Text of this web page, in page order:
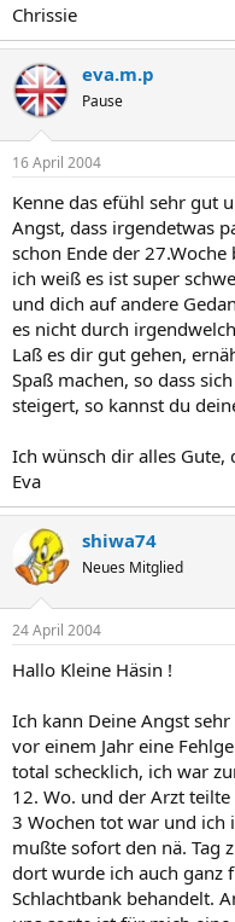
Chrissie
eva.m.p
Pause
16 April 2004
Kenne das efühl sehr gut
Angst, dass irgendetwas
schon Ende der 27.Woche
ich weiß es ist super
und dich auf andere
es nicht durch
Laß es dir gut gehen,
Spaß machen, so dass
steigert, so kannst du
Ich wünsch dir alles Gute,
Eva
shiwa74
Neues Mitglied
24 April 2004
Hallo Kleine Häsin !
Ich kann Deine Angst
vor einem Jahr eine
total schecklich, ich war
12. Wo. und der Arzt
3 Wochen tot war und ich
mußte sofort den nä. Tag
dort wurde ich auch ganz
Schlachtbank behandelt.